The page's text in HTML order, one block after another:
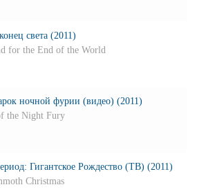
света (2011)
for the End of the World
ночной фурии (видео) (2011)
the Night Fury
Гигантское Рождество (ТВ) (2011)
Christmas